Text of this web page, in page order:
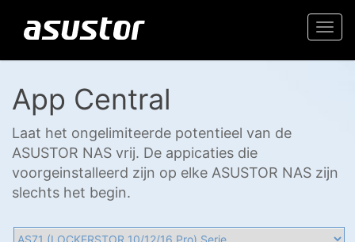
App Central
Laat het ongelimiteerde potentieel van de
ASUSTOR NAS vrij. De appicaties die
voorgeinstalleerd zijn op elke ASUSTOR NAS zijn
slechts het begin.